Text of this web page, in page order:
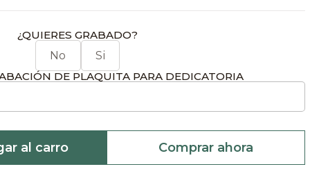
¿QUIERES GRABADO?
No Si
DE PLAQUITA PARA DEDICATORIA
al carro Comprar ahora